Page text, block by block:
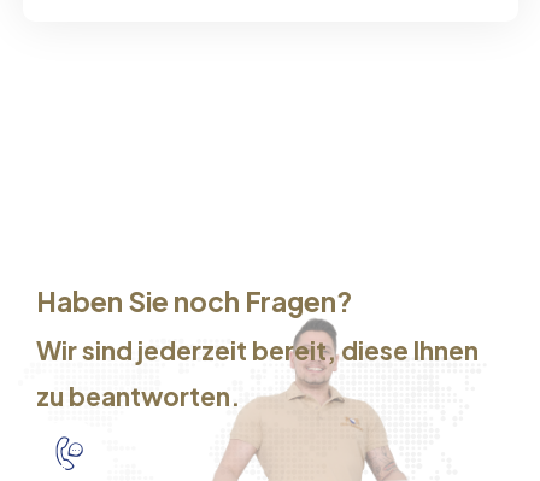
Haben Sie noch Fragen?
Wir sind jederzeit bereit, diese Ihnen
zu beantworten.